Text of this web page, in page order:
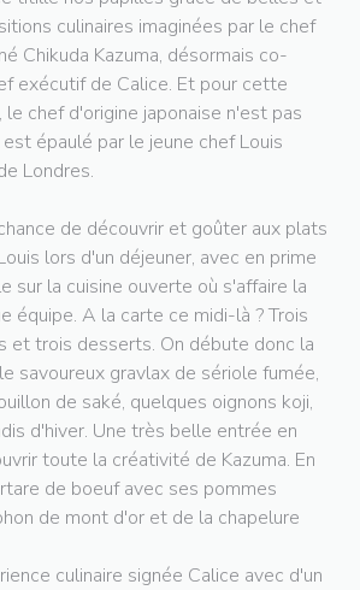
culinaires imaginées par le chef
Chikuda Kazuma, désormais co-
exécutif de Calice. Et pour cette
chef d'origine japonaise n'est pas
épaulé par le jeune chef Louis
Londres.
de découvrir et goûter aux plats
lors d'un déjeuner, avec en prime
sur la cuisine ouverte où s'affaire la
équipe. A la carte ce midi-là ? Trois
et trois desserts. On débute donc la
savoureux gravlax de sériole fumée,
de saké, quelques oignons koji,
d'hiver. Une très belle entrée en
toute la créativité de Kazuma. En
de boeuf avec ses pommes
de mont d'or et de la chapelure
culinaire signée Calice avec d'un